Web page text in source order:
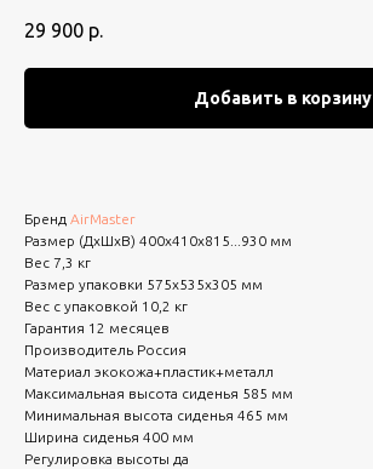
29 900 р.
Добавить в корзину
Бренд AirMaster
Размер (ДхШхВ) 400х410х815...930 мм
Вес 7,3 кг
Размер упаковки 575x535x305 мм
Вес с упаковкой 10,2 кг
Гарантия 12 месяцев
Производитель Россия
Материал экокожа+пластик+металл
Максимальная высота сиденья 585 мм
Минимальная высота сиденья 465 мм
Ширина сиденья 400 мм
Регулировка высоты да